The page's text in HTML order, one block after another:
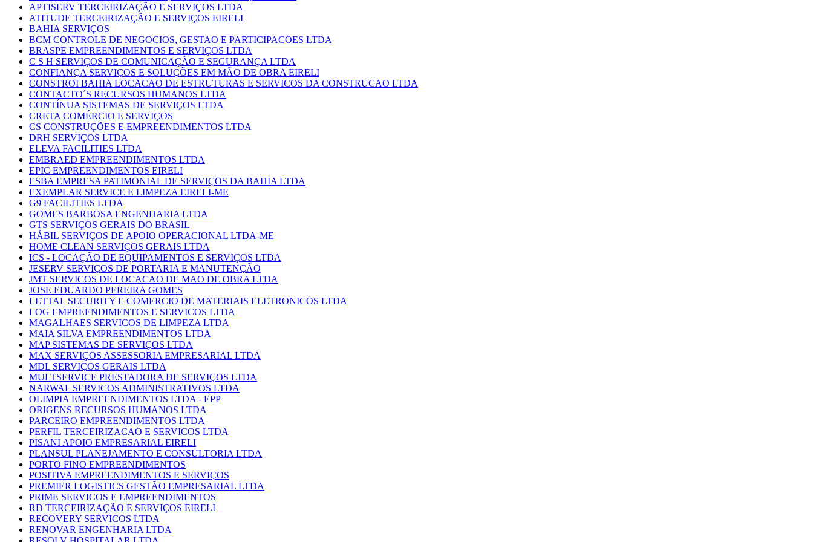
APTISERV TERCEIRIZAÇÃO E SERVIÇOS LTDA
ATITUDE TERCEIRIZAÇÃO E SERVIÇOS EIRELI
BAHIA SERVIÇOS
BCM CONTROLE DE NEGOCIOS, GESTAO E PARTICIPACOES LTDA
BRASPE EMPREENDIMENTOS E SERVIÇOS LTDA
C S H SERVIÇOS DE COMUNICAÇÃO E SEGURANÇA LTDA
CONFIANÇA SERVIÇOS E SOLUÇÕES EM MÃO DE OBRA EIRELI
CONSTROI BAHIA LOCACAO DE ESTRUTURAS E SERVICOS DA CONSTRUCAO LTDA
CONTACTO´S RECURSOS HUMANOS LTDA
CONTÍNUA SISTEMAS DE SERVIÇOS LTDA
CRETA COMÉRCIO E SERVIÇOS
CS CONSTRUÇÕES E EMPREENDIMENTOS LTDA
DRH SERVIÇOS LTDA
ELEVA FACILITIES LTDA
EMBRAED EMPREENDIMENTOS LTDA
EPIC EMPREENDIMENTOS EIRELI
ESBA EMPRESA PATIMONIAL DE SERVIÇOS DA BAHIA LTDA
EXEMPLAR SERVICE E LIMPEZA EIRELI-ME
G9 FACILITIES LTDA
GOMES BARBOSA ENGENHARIA LTDA
GTS SERVIÇOS GERAIS DO BRASIL
HÁBIL SERVIÇOS DE APOIO OPERACIONAL LTDA-ME
HOME CLEAN SERVIÇOS GERAIS LTDA
ICS - LOCAÇÃO DE EQUIPAMENTOS E SERVIÇOS LTDA
JESERV SERVIÇOS DE PORTARIA E MANUTENÇÃO
JMT SERVICOS DE LOCACAO DE MAO DE OBRA LTDA
JOSE EDUARDO PEREIRA GOMES
LETTAL SECURITY E COMERCIO DE MATERIAIS ELETRONICOS LTDA
LOG EMPREENDIMENTOS E SERVICOS LTDA
MAGALHAES SERVICOS DE LIMPEZA LTDA
MAIA SILVA EMPREENDIMENTOS LTDA
MAP SISTEMAS DE SERVIÇOS LTDA
MAX SERVIÇOS ASSESSORIA EMPRESARIAL LTDA
MDL SERVIÇOS GERAIS LTDA
MULTSERVICE PRESTADORA DE SERVIÇOS LTDA
NARWAL SERVICOS ADMINISTRATIVOS LTDA
OLIMPIA EMPREENDIMENTOS LTDA - EPP
ORIGENS RECURSOS HUMANOS LTDA
PARCEIRO EMPREENDIMENTOS LTDA
PERFIL TERCEIRIZACAO E SERVICOS LTDA
PISANI APOIO EMPRESARIAL EIRELI
PLANSUL PLANEJAMENTO E CONSULTORIA LTDA
PORTO FINO EMPREENDIMENTOS
POSITIVA EMPREENDIMENTOS E SERVIÇOS
PREMIER LOGISTICS GESTÃO EMPRESARIAL LTDA
PRIME SERVICOS E EMPREENDIMENTOS
RD TERCEIRIZAÇÃO E SERVIÇOS EIRELI
RECOVERY SERVICOS LTDA
RENOVAR ENGENHARIA LTDA